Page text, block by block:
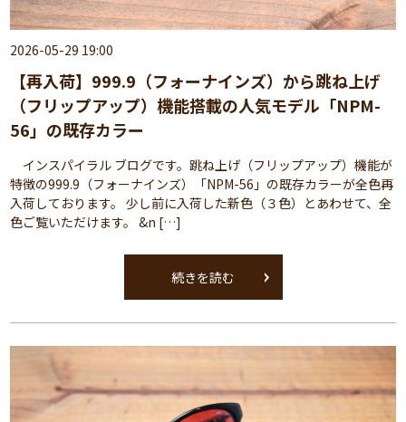
2026-05-29 19:00
【再入荷】999.9（フォーナインズ）から跳ね上げ
（フリップアップ）機能搭載の人気モデル「NPM-
56」の既存カラー
インスパイラル ブログです。跳ね上げ（フリップアップ）機能が
特徴の999.9（フォーナインズ）「NPM-56」の既存カラーが全色再
入荷しております。 少し前に入荷した新色（３色）とあわせて、全
色ご覧いただけます。 &n […]
続きを読む